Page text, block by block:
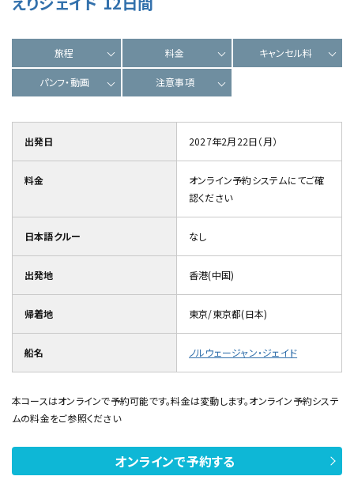
旅程 料金 キャンセル料
パンフ・動画 注意事項
出発日 2027年2月22日（月）
料金
オンライン予約システムにてご確
認ください
日本語クルー なし
出発地 香港(中国)
帰着地 東京/東京都(日本)
船名 ノルウェージャン・ジェイド
本コースはオンラインで予約可能です。料金は変動します。オンライン予約システ
ムの料金をご参照ください
オンラインで予約する